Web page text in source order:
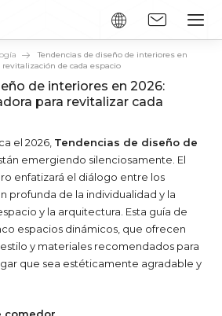
Tendencias de diseño de interiores en
de cada espacio
de interiores en 2026:
para revitalizar cada
el 2026, Tendencias de diseño de
emergiendo silenciosamente. El
enfatizará el diálogo entre los
profunda de la individualidad y la
y la arquitectura. Esta guía de
espacios dinámicos, que ofrecen
y materiales recomendados para
que sea estéticamente agradable y